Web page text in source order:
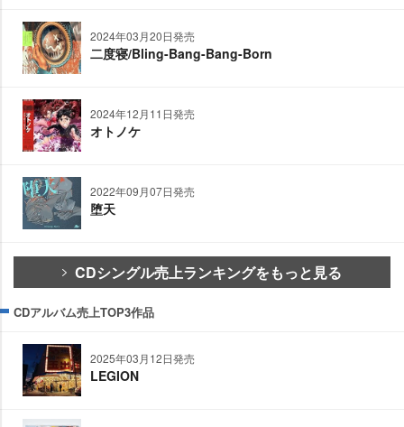
2024年03月20日発売
二度寝/Bling-Bang-Bang-Born
2024年12月11日発売
オトノケ
2022年09月07日発売
堕天
CDシングル売上ランキングをもっと見る
CDアルバム売上TOP3作品
2025年03月12日発売
LEGION